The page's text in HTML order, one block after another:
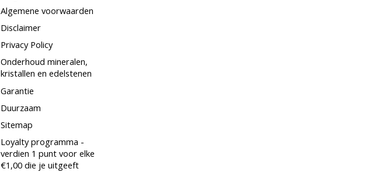
Algemene voorwaarden
Disclaimer
Privacy Policy
Onderhoud mineralen,
kristallen en edelstenen
Garantie
Duurzaam
Sitemap
Loyalty programma -
verdien 1 punt voor elke
€1,00 die je uitgeeft